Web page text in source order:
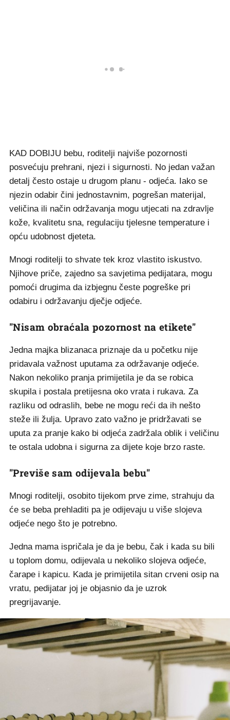
KAD DOBIJU bebu, roditelji najviše pozornosti
posvećuju prehrani, njezi i sigurnosti. No jedan važan
detalj često ostaje u drugom planu - odjeća. Iako se
njezin odabir čini jednostavnim, pogrešan materijal,
veličina ili način održavanja mogu utjecati na zdravlje
kože, kvalitetu sna, regulaciju tjelesne temperature i
opću udobnost djeteta.
Mnogi roditelji to shvate tek kroz vlastito iskustvo.
Njihove priče, zajedno sa savjetima pedijatara, mogu
pomoći drugima da izbjegnu česte pogreške pri
odabiru i održavanju dječje odjeće.
"Nisam obraćala pozornost na etikete"
Jedna majka blizanaca priznaje da u početku nije
pridavala važnost uputama za održavanje odjeće.
Nakon nekoliko pranja primijetila je da se robica
skupila i postala pretijesna oko vrata i rukava. Za
razliku od odraslih, bebe ne mogu reći da ih nešto
steže ili žulja. Upravo zato važno je pridržavati se
uputa za pranje kako bi odjeća zadržala oblik i veličinu
te ostala udobna i sigurna za dijete koje brzo raste.
"Previše sam odijevala bebu"
Mnogi roditelji, osobito tijekom prve zime, strahuju da
će se beba prehladiti pa je odijevaju u više slojeva
odjeće nego što je potrebno.
Jedna mama ispričala je da je bebu, čak i kada su bili
u toplom domu, odijevala u nekoliko slojeva odjeće,
čarape i kapicu. Kada je primijetila sitan crveni osip na
vratu, pedijatar joj je objasnio da je uzrok
pregrijavanje.